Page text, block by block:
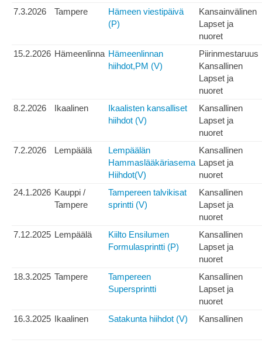
7.3.2026
Tampere
Hämeen viestipäivä
(P)
Kansainvälinen
Lapset ja
nuoret
15.2.2026 Hämeenlinna Hämeenlinnan
hiihdot,PM (V)
Piirinmestaruus
Kansallinen
Lapset ja
nuoret
8.2.2026
Ikaalinen
Ikaalisten kansalliset
hiihdot (V)
Kansallinen
Lapset ja
nuoret
7.2.2026
Lempäälä
Lempäälän
Hammaslääkäriasema
Hiihdot(V)
Kansallinen
Lapset ja
nuoret
24.1.2026 Kauppi /
Tampere
Tampereen talvikisat
sprintti (V)
Kansallinen
Lapset ja
nuoret
7.12.2025 Lempäälä
Kiilto Ensilumen
Formulasprintti (P)
Kansallinen
Lapset ja
nuoret
18.3.2025 Tampere
Tampereen
Supersprintti
Kansallinen
Lapset ja
nuoret
16.3.2025 Ikaalinen Satakunta hiihdot (V) Kansallinen